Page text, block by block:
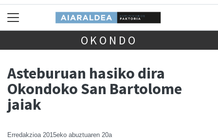
OKONDO
Asteburuan hasiko dira
Okondoko San Bartolome
jaiak
Erredakzioa 2015eko abuztuaren 20a